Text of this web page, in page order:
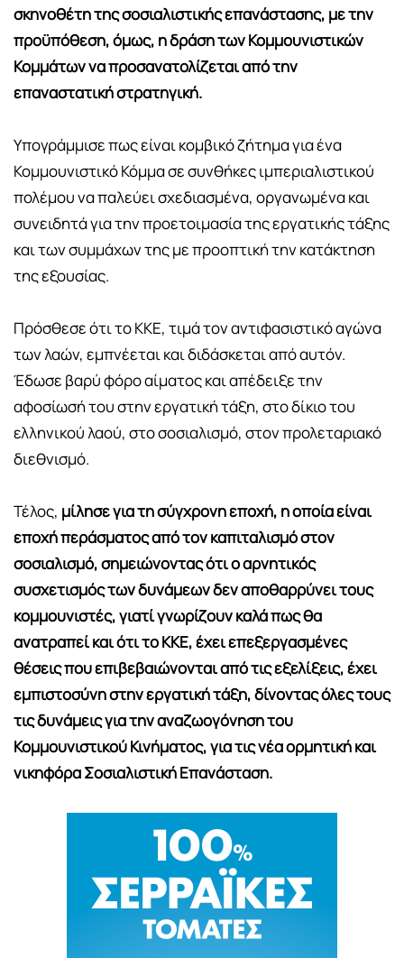
σκηνοθέτη της σοσιαλιστικής επανάστασης, με την
προϋπόθεση, όμως, η δράση των Κομμουνιστικών
Κομμάτων να προσανατολίζεται από την
επαναστατική στρατηγική.
Υπογράμμισε πως είναι κομβικό ζήτημα για ένα
Κομμουνιστικό Κόμμα σε συνθήκες ιμπεριαλιστικού
πολέμου να παλεύει σχεδιασμένα, οργανωμένα και
συνειδητά για την προετοιμασία της εργατικής τάξης
και των συμμάχων της με προοπτική την κατάκτηση
της εξουσίας.
Πρόσθεσε ότι το ΚΚΕ, τιμά τον αντιφασιστικό αγώνα
των λαών, εμπνέεται και διδάσκεται από αυτόν.
Έδωσε βαρύ φόρο αίματος και απέδειξε την
αφοσίωσή του στην εργατική τάξη, στο δίκιο του
ελληνικού λαού, στο σοσιαλισμό, στον προλεταριακό
διεθνισμό.
Τέλος, μίλησε για τη σύγχρονη εποχή, η οποία είναι
εποχή περάσματος από τον καπιταλισμό στον
σοσιαλισμό, σημειώνοντας ότι ο αρνητικός
συσχετισμός των δυνάμεων δεν αποθαρρύνει τους
κομμουνιστές, γιατί γνωρίζουν καλά πως θα
ανατραπεί και ότι το ΚΚΕ, έχει επεξεργασμένες
θέσεις που επιβεβαιώνονται από τις εξελίξεις, έχει
εμπιστοσύνη στην εργατική τάξη, δίνοντας όλες τους
τις δυνάμεις για την αναζωογόνηση του
Κομμουνιστικού Κινήματος, για τις νέα ορμητική και
νικηφόρα Σοσιαλιστική Επανάσταση.